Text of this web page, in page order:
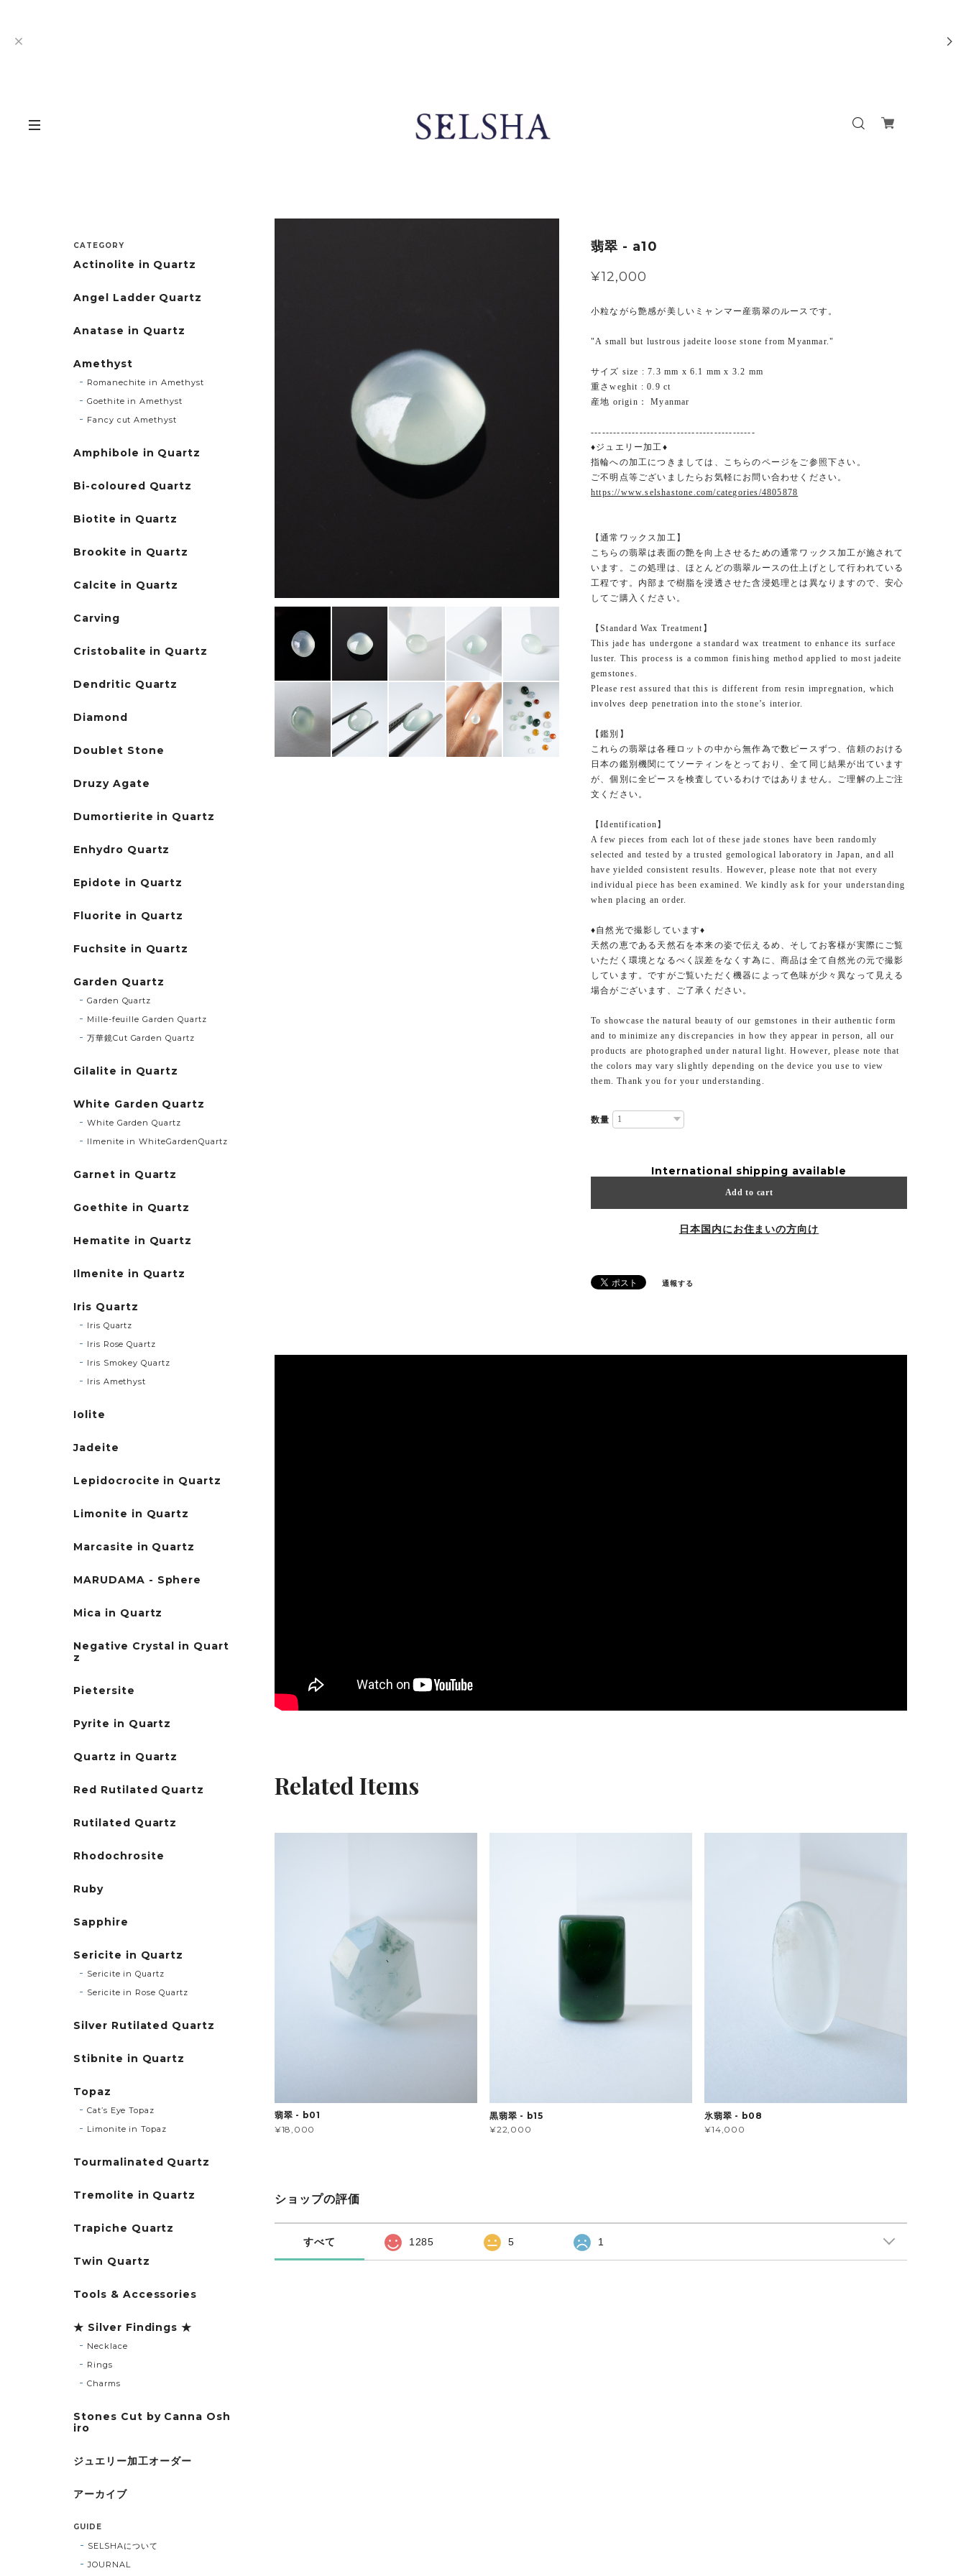
翡翠 - a10
¥12,000
小粒ながら艶感が美しいミャンマー産翡翠のルースです。
"A small but lustrous jadeite loose stone from Myanmar."
サイズ size : 7.3 mm x 6.1 mm x 3.2 mm
重さweghit : 0.9 ct
産地 origin： Myanmar
--------------------------------------------
♦ジュエリー加工♦
指輪への加工につきましては、こちらのページをご参照下さい。
ご不明点等ございましたらお気軽にお問い合わせください。
https://www.selshastone.com/categories/4805878
【通常ワックス加工】
こちらの翡翠は表面の艶を向上させるための通常ワックス加工が施されて
います。この処理は、ほとんどの翡翠ルースの仕上げとして行われている
工程です。内部まで樹脂を浸透させた含浸処理とは異なりますので、安心
してご購入ください。
【Standard Wax Treatment】
This jade has undergone a standard wax treatment to enhance its surface
luster. This process is a common finishing method applied to most jadeite
gemstones.
Please rest assured that this is different from resin impregnation, which
involves deep penetration into the stone’s interior.
【鑑別】
これらの翡翠は各種ロットの中から無作為で数ピースずつ、信頼のおける
日本の鑑別機関にてソーティンをとっており、全て同じ結果が出ています
が、個別に全ピースを検査しているわけではありません。ご理解の上ご注
文ください。
【Identification】
A few pieces from each lot of these jade stones have been randomly
selected and tested by a trusted gemological laboratory in Japan, and all
have yielded consistent results. However, please note that not every
individual piece has been examined. We kindly ask for your understanding
when placing an order.
♦自然光で撮影しています♦
天然の恵である天然石を本来の姿で伝えるめ、そしてお客様が実際にご覧
いただく環境となるべく誤差をなくす為に、商品は全て自然光の元で撮影
しています。ですがご覧いただく機器によって色味が少々異なって見える
場合がございます、ご了承ください。
To showcase the natural beauty of our gemstones in their authentic form
and to minimize any discrepancies in how they appear in person, all our
products are photographed under natural light. However, please note that
the colors may vary slightly depending on the device you use to view
them. Thank you for your understanding.
数量
International shipping available
Add to cart
日本国内にお住まいの方向け
通報する
Related Items
翡翠 - b01
¥18,000
黒翡翠 - b15
¥22,000
氷翡翠 - b08
¥14,000
ショップの評価
すべて 1285 5 1
CATEGORY
Actinolite in Quartz
Angel Ladder Quartz
Anatase in Quartz
Amethyst
Romanechite in Amethyst
Goethite in Amethyst
Fancy cut Amethyst
Amphibole in Quartz
Bi-coloured Quartz
Biotite in Quartz
Brookite in Quartz
Calcite in Quartz
Carving
Cristobalite in Quartz
Dendritic Quartz
Diamond
Doublet Stone
Druzy Agate
Dumortierite in Quartz
Enhydro Quartz
Epidote in Quartz
Fluorite in Quartz
Fuchsite in Quartz
Garden Quartz
Garden Quartz
Mille-feuille Garden Quartz
万華鏡Cut Garden Quartz
Gilalite in Quartz
White Garden Quartz
White Garden Quartz
Ilmenite in WhiteGardenQuartz
Garnet in Quartz
Goethite in Quartz
Hematite in Quartz
Ilmenite in Quartz
Iris Quartz
Iris Quartz
Iris Rose Quartz
Iris Smokey Quartz
Iris Amethyst
Iolite
Jadeite
Lepidocrocite in Quartz
Limonite in Quartz
Marcasite in Quartz
MARUDAMA - Sphere
Mica in Quartz
Negative Crystal in Quart
z
Pietersite
Pyrite in Quartz
Quartz in Quartz
Red Rutilated Quartz
Rutilated Quartz
Rhodochrosite
Ruby
Sapphire
Sericite in Quartz
Sericite in Quartz
Sericite in Rose Quartz
Silver Rutilated Quartz
Stibnite in Quartz
Topaz
Cat’s Eye Topaz
Limonite in Topaz
Tourmalinated Quartz
Tremolite in Quartz
Trapiche Quartz
Twin Quartz
Tools & Accessories
★ Silver Findings ★
Necklace
Rings
Charms
Stones Cut by Canna Osh
iro
ジュエリー加工オーダー
アーカイブ
GUIDE
SELSHAについて
JOURNAL